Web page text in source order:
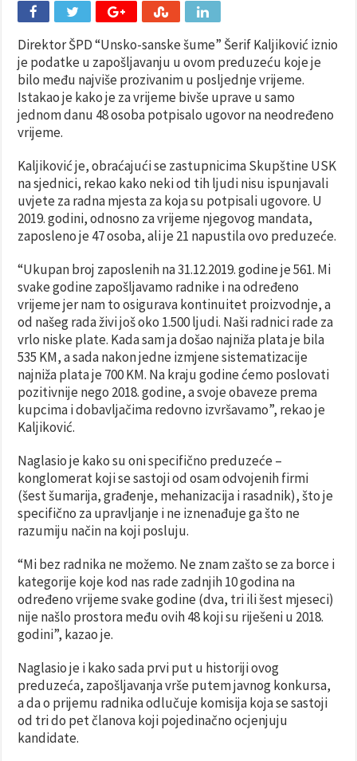
Direktor ŠPD “Unsko-sanske šume” Šerif Kaljiković iznio
je podatke u zapošljavanju u ovom preduzeću koje je
bilo među najviše prozivanim u posljednje vrijeme.
Istakao je kako je za vrijeme bivše uprave u samo
jednom danu 48 osoba potpisalo ugovor na neodređeno
vrijeme.
Kaljiković je, obraćajući se zastupnicima Skupštine USK
na sjednici, rekao kako neki od tih ljudi nisu ispunjavali
uvjete za radna mjesta za koja su potpisali ugovore. U
2019. godini, odnosno za vrijeme njegovog mandata,
zaposleno je 47 osoba, ali je 21 napustila ovo preduzeće.
“Ukupan broj zaposlenih na 31.12.2019. godine je 561. Mi
svake godine zapošljavamo radnike i na određeno
vrijeme jer nam to osigurava kontinuitet proizvodnje, a
od našeg rada živi još oko 1.500 ljudi. Naši radnici rade za
vrlo niske plate. Kada sam ja došao najniža plata je bila
535 KM, a sada nakon jedne izmjene sistematizacije
najniža plata je 700 KM. Na kraju godine ćemo poslovati
pozitivnije nego 2018. godine, a svoje obaveze prema
kupcima i dobavljačima redovno izvršavamo”, rekao je
Kaljiković.
Naglasio je kako su oni specifično preduzeće –
konglomerat koji se sastoji od osam odvojenih firmi
(šest šumarija, građenje, mehanizacija i rasadnik), što je
specifično za upravljanje i ne iznenađuje ga što ne
razumiju način na koji posluju.
“Mi bez radnika ne možemo. Ne znam zašto se za borce i
kategorije koje kod nas rade zadnjih 10 godina na
određeno vrijeme svake godine (dva, tri ili šest mjeseci)
nije našlo prostora među ovih 48 koji su riješeni u 2018.
godini”, kazao je.
Naglasio je i kako sada prvi put u historiji ovog
preduzeća, zapošljavanja vrše putem javnog konkursa,
a da o prijemu radnika odlučuje komisija koja se sastoji
od tri do pet članova koji pojedinačno ocjenjuju
kandidate.